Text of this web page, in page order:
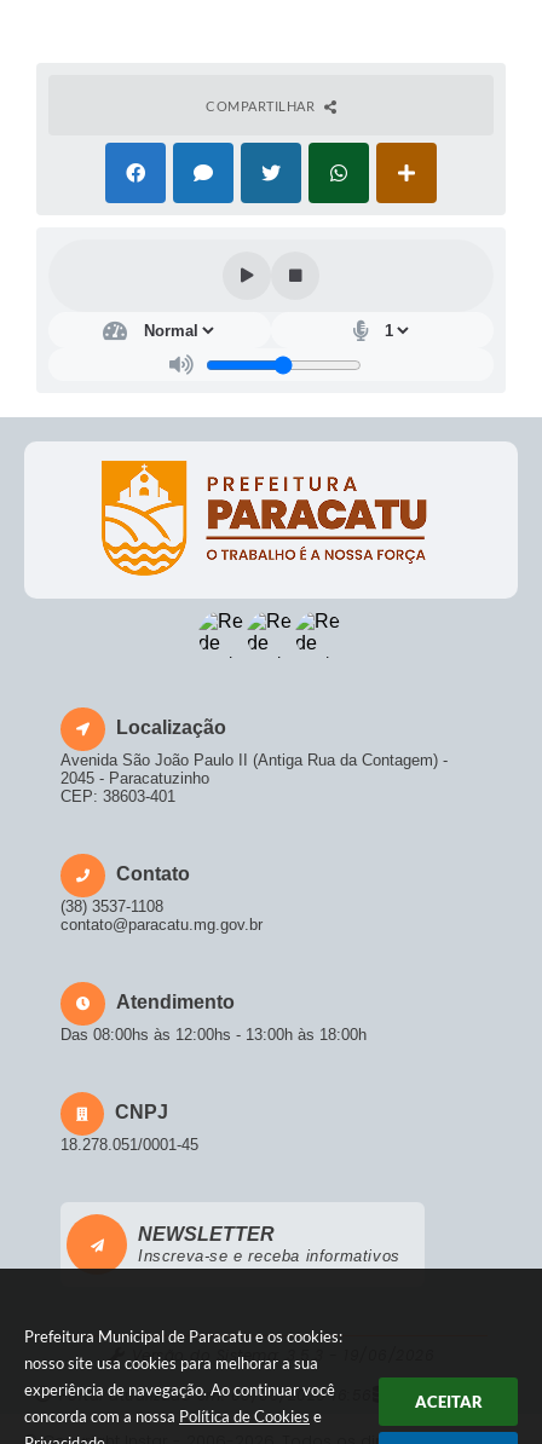
Prefeitura Municipal de Paracatu e os cookies:
nosso site usa cookies para melhorar a sua
experiência de navegação. Ao continuar você
concorda com a nossa Política de Cookies e
ACEITAR
COMPARTILHAR
Localização
Avenida São João Paulo II (Antiga Rua da Contagem) -
2045 - Paracatuzinho
CEP: 38603-401
Contato
(38) 3537-1108
contato@paracatu.mg.gov.br
Atendimento
Das 08:00hs às 12:00hs - 13:00h às 18:00h
CNPJ
18.278.051/0001-45
NEWSLETTER
Inscreva-se e receba informativos
Versão do Sistema:
Portal atualizado em:05/08/2026 16:56 Dados Abertos